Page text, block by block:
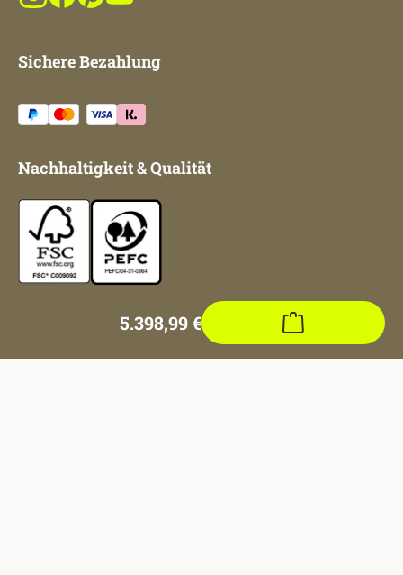
Regulärer Preis:
5.398,99 €
Sichere Bezahlung
Nachhaltigkeit & Qualität